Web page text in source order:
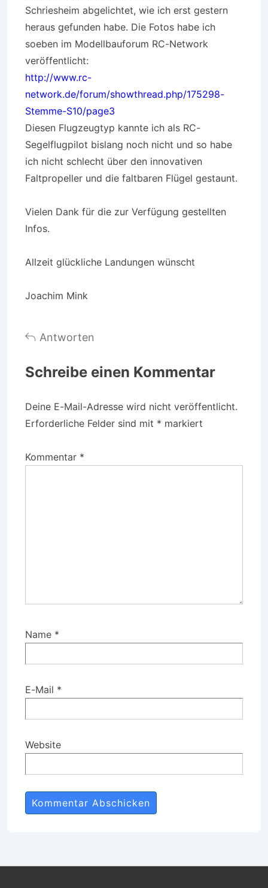
Schriesheim abgelichtet, wie ich erst gestern
heraus gefunden habe. Die Fotos habe ich
soeben im Modellbauforum RC-Network
veröffentlicht:
http://www.rc-
network.de/forum/showthread.php/175298-
Stemme-S10/page3
Diesen Flugzeugtyp kannte ich als RC-
Segelflugpilot bislang noch nicht und so habe
ich nicht schlecht über den innovativen
Faltpropeller und die faltbaren Flügel gestaunt.
Vielen Dank für die zur Verfügung gestellten
Infos.
Allzeit glückliche Landungen wünscht
Joachim Mink
Antworten
Schreibe einen Kommentar
Deine E-Mail-Adresse wird nicht veröffentlicht.
Erforderliche Felder sind mit * markiert
Kommentar *
Name *
E-Mail *
Website